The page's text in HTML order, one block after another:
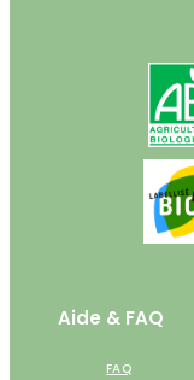
Aide & FAQ
FAQ